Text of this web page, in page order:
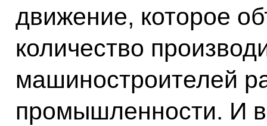
движение, которое
количество
машиностроителей
промышленности. И